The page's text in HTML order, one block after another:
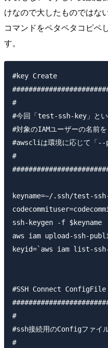
けなので大したものではな
コマンドをペタペタコピペ
す。
#key Create
#
#今回「test-ssh-key」とい
#対象のIAMユーザーの名
#awscliは環境に応じて「--
#
keyname=~/.ssh/test-
ssh-keygen -f $keyname
aws iam upload-ssh-
keyid=`aws iam list-
#SSH Connect
#
#ssh接続用のConfigファイ
#